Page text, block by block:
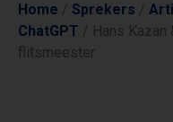
Home / Sprekers /
ChatGPT / Hans Kazan
flitsmeester